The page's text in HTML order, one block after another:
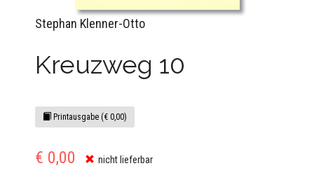
Stephan Klenner-Otto
Kreuzweg 10
Printausgabe (€ 0,00)
€ 0,00 nicht lieferbar